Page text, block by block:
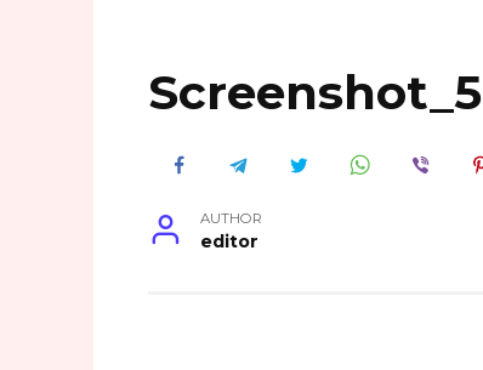
Screenshot_5
AUTHOR
editor